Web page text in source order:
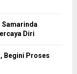
Samarinda
Diri
Begini Proses